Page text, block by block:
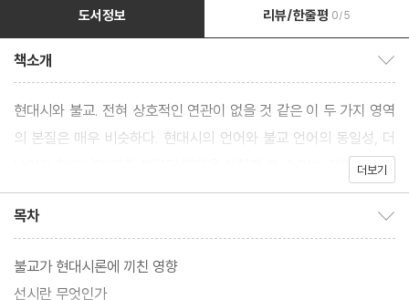
도서정보 리뷰/한줄평 0/5
책소개
현대시와 불교. 전혀 상호적인 연관이 없을 것 같은 이 두 가지 영역
의 본질은 매우 비슷하다. 현대시의 언어와 불교 언어의 동일성, 더
나아가 현대시에 끼친 불교의 영향을 성찰해 볼 수 있는 책이다.더보기
목차
불교가 현대시론에 끼친 영향
선시란 무엇인가